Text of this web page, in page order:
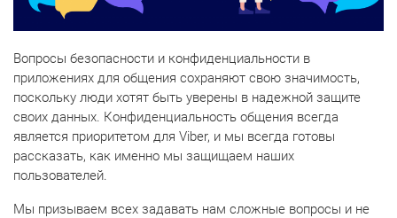
Вопросы безопасности и конфиденциальности в
приложениях для общения сохраняют свою значимость,
поскольку люди хотят быть уверены в надежной защите
своих данных. Конфиденциальность общения всегда
является приоритетом для Viber, и мы всегда готовы
рассказать, как именно мы защищаем наших
пользователей.
Мы призываем всех задавать нам сложные вопросы и не